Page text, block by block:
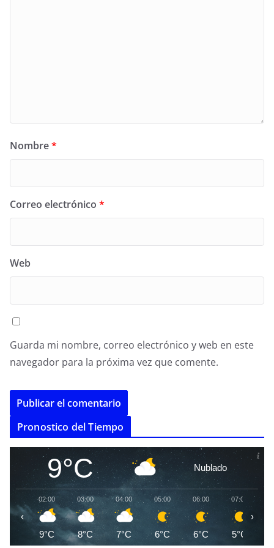
Nombre*
Correo electrónico *
Web
Guarda mi nombre, correo electrónico y web en este
navegador para la próxima vez que comente.
l
r
n
t
Pronostico del Tiempo
9°C Nublado
02:00
9°C
03:00
8°C
04:00
7°C
05:00
6°C
06:00
6°C
07:00
5°C
‹ ›